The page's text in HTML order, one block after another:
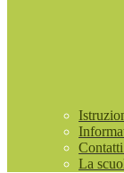
La